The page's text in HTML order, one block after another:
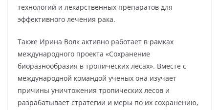
технологий и лекарственных препаратов для
эффективного лечения рака.
Также Ирина Волк активно работает в рамках
международного проекта «Сохранение
биоразнообразия в тропических лесах». Вместе с
международной командой ученых она изучает
причины уничтожения тропических лесов и
разрабатывает стратегии и меры по их сохранению,